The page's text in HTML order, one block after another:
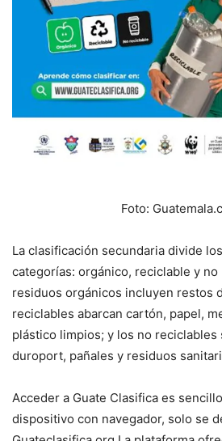
Foto:
La clasificación secundaria divide
categorías: orgánico, reciclable y no
residuos orgánicos incluyen restos
reciclables abarcan cartón, papel,
plástico limpios; y los no reciclables
duroport, pañales y residuos
Acceder a Guate Clasifica es
dispositivo con navegador, solo se